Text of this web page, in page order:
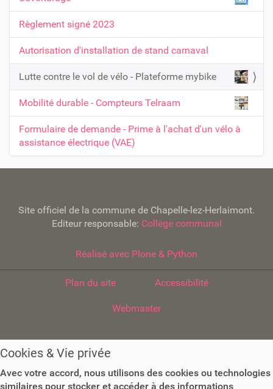
Règlement signé 2023
Autorisation d'installation de stand carnaval
Lutte contre le vol de vélo - Plateforme mybike
Mobilité durable - Compteurs Telraam
Formulaire de demande - Prime à l'achat d'un vélo à
assistance électrique (VAE)
Site officiel de la commune de Chapelle-lez-Herlaimont.
Editeur responsable: Collège communal
Réalisé avec Plone & Python
Plan du site Accessibilité
Webmaster
Cookies & Vie privée
Avec votre accord, nous utilisons des cookies ou technologies
similaires pour stocker et accéder à des informations